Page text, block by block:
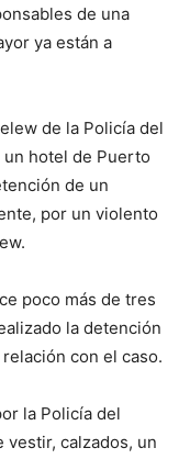
de una
ya están a
de la Policía del
hotel de Puerto
de un
por un violento
poco más de tres
la detención
con el caso.
la Policía del
vestir, calzados, un